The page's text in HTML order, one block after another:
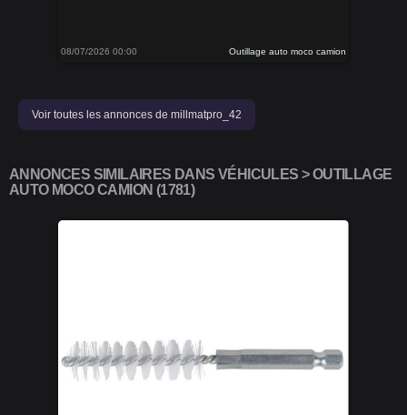
08/07/2026 00:00 Outillage auto moco camion
Voir toutes les annonces de millmatpro_42
ANNONCES SIMILAIRES DANS VÉHICULES > OUTILLAGE
AUTO MOCO CAMION (1781)